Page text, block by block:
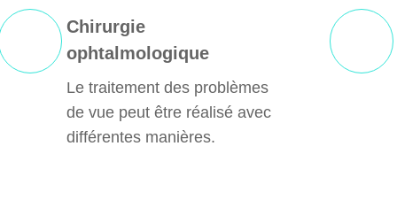
Chirurgie
ophtalmologique
Le traitement des problèmes
de vue peut être réalisé avec
différentes manières.